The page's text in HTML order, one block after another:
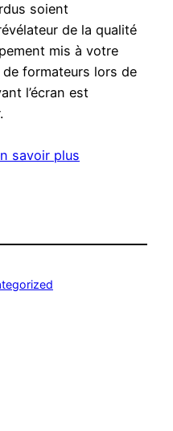
soient
de la qualité
mis à votre
formateurs lors de
l’écran est
savoir plus